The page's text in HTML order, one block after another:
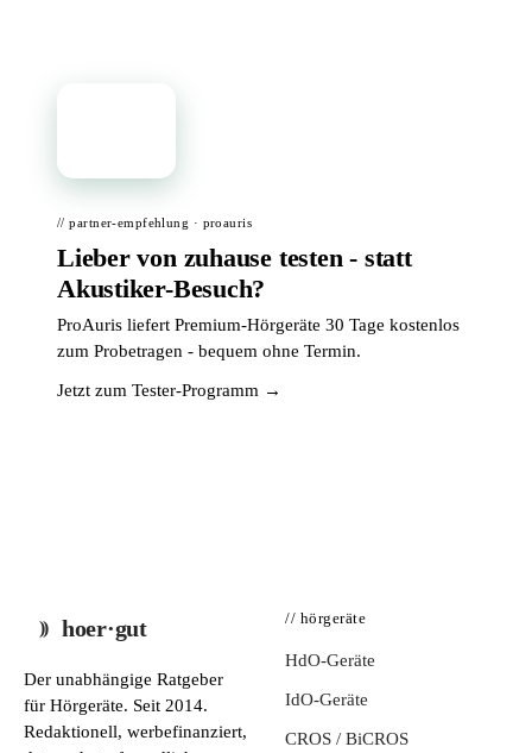
// partner-empfehlung · proauris
Lieber von zuhause testen - statt
Akustiker-Besuch?
ProAuris liefert Premium-Hörgeräte 30 Tage kostenlos
zum Probetragen - bequem ohne Termin.
Jetzt zum Tester-Programm →
hoer·gut
Der unabhängige Ratgeber
für Hörgeräte. Seit 2014.
Redaktionell, werbefinanziert,
// hörgeräte
HdO-Geräte
IdO-Geräte
CROS / BiCROS